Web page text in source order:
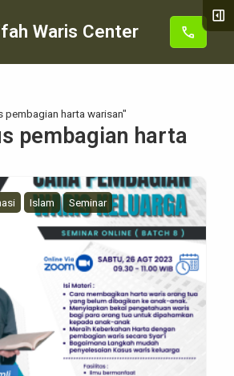
Waris Center call
pembagian harta warisan"
pembagian harta
Islam Seminar
right_panel_open